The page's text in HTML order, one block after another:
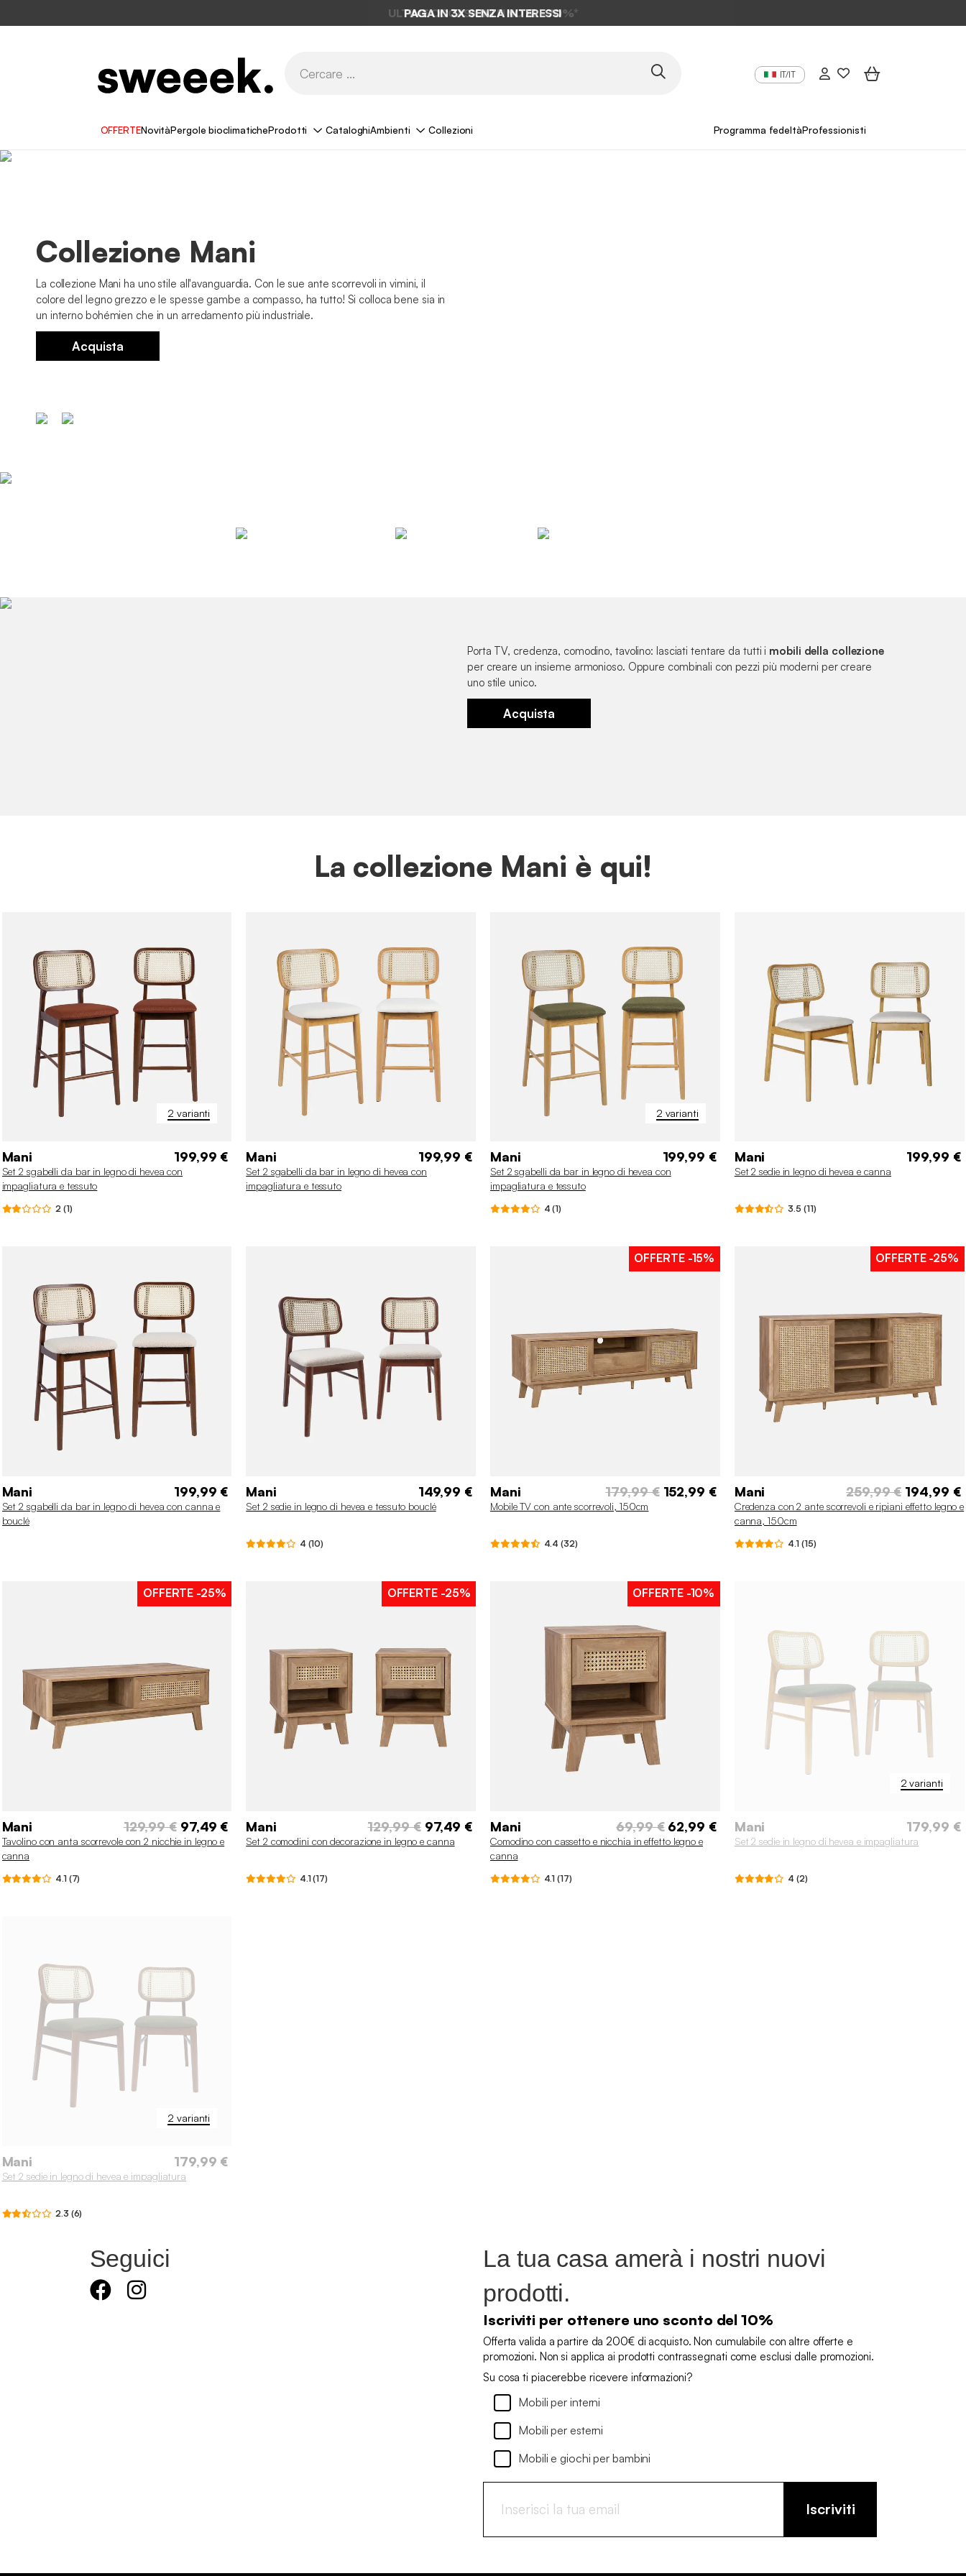
PAGA IN 3X SENZA INTERESSI
IT/IT
OFFERTENovitàPergole bioclimaticheProdotti CataloghiAmbienti Collezioni Programma fedeltàProfessionisti
Collezione Mani
La collezione Mani ha uno stile all'avanguardia. Con le sue ante scorrevoli in vimini, il
colore del legno grezzo e le spesse gambe a compasso, ha tutto! Si colloca bene sia in
un interno bohémien che in un arredamento più industriale.
Acquista
Porta TV, credenza, comodino, tavolino: lasciati tentare da tutti i mobili della collezione
per creare un insieme armonioso. Oppure combinali con pezzi più moderni per creare
uno stile unico.
Acquista
La collezione Mani è qui!
2 varianti
Mani 199,99 €
Set 2 sgabelli da bar in legno di hevea con
impagliatura e tessuto
2 (1)
Mani 199,99 €
Set 2 sgabelli da bar in legno di hevea con
impagliatura e tessuto
2 varianti
Mani 199,99 €
Set 2 sgabelli da bar in legno di hevea con
impagliatura e tessuto
4 (1)
Mani 199,99 €
Set 2 sedie in legno di hevea e canna
3.5 (11)
Mani 199,99 €
Set 2 sgabelli da bar in legno di hevea con canna e
bouclé
Mani 149,99 €
Set 2 sedie in legno di hevea e tessuto bouclé
4 (10)
OFFERTE-15%
Mani 179,99 € 152,99 €
Mobile TV con ante scorrevoli, 150cm
4.4 (32)
OFFERTE-25%
Mani 259,99 € 194,99 €
Credenza con 2 ante scorrevoli e ripiani effetto legno e
canna, 150cm
4.1 (15)
OFFERTE -25%
Mani 129,99 € 97,49 €
Tavolino con anta scorrevole con 2 nicchie in legno e
canna
4.1 (7)
OFFERTE -25%
Mani 129,99 € 97,49 €
Set 2 comodini con decorazione in legno e canna
4.1 (17)
OFFERTE-10%
Mani 69,99 € 62,99 €
Comodino con cassetto e nicchia in effetto legno e
canna
4.1 (17)
2 varianti
Mani 179,99 €
Set 2 sedie in legno di hevea e impagliatura
4 (2)
2 varianti
Mani 179,99 €
Set 2 sedie in legno di hevea e impagliatura
2.3 (6)
Seguici
La tua casa amerà i nostri nuovi
prodotti.
Iscriviti per ottenere uno sconto del 10%
Offerta valida a partire da 200€ di acquisto. Non cumulabile con altre offerte e
promozioni. Non si applica ai prodotti contrassegnati come esclusi dalle promozioni.
Su cosa ti piacerebbe ricevere informazioni?
Mobili per interni
Mobili per esterni
Mobili e giochi per bambini
Iscriviti